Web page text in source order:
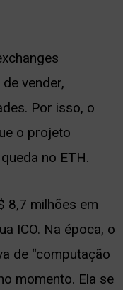
vender,
Por isso, o
o projeto
no ETH.
8,7 milhões em
ICO. Na época, o
de “computação
momento. Ela se